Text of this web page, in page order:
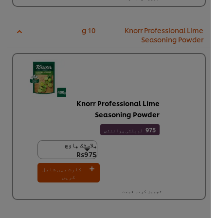
Knorr Professional Lime
Seasoning Powder
10 g
Knorr Professional Lime
Seasoning Powder
975 لویلٹی پوائنٹس
پلاسٹک پاؤچ
Rs975
پلاسٹک پاؤچ
Rs975
24 × 400 گرام
Rs23,390
کارٹ میں شامل
کریں
تجویز کردہ قیمت